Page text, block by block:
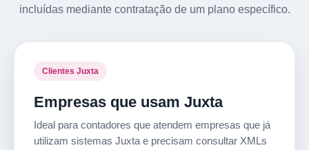
incluídas mediante contratação de um plano específico.
Clientes Juxta
Empresas que usam Juxta
Ideal para contadores que atendem empresas que já
utilizam sistemas Juxta e precisam consultar XMLs